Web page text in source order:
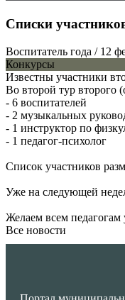
Списки
Воспитатель года / 12
Конкурсы
Известны участники
Во второй тур второго
- 6 воспитателей
- 2 музыкальных
- 1 инструктор по
- 1 педагог-психолог
Список участников
Уже на следующей
Желаем всем педагогам
Все новости